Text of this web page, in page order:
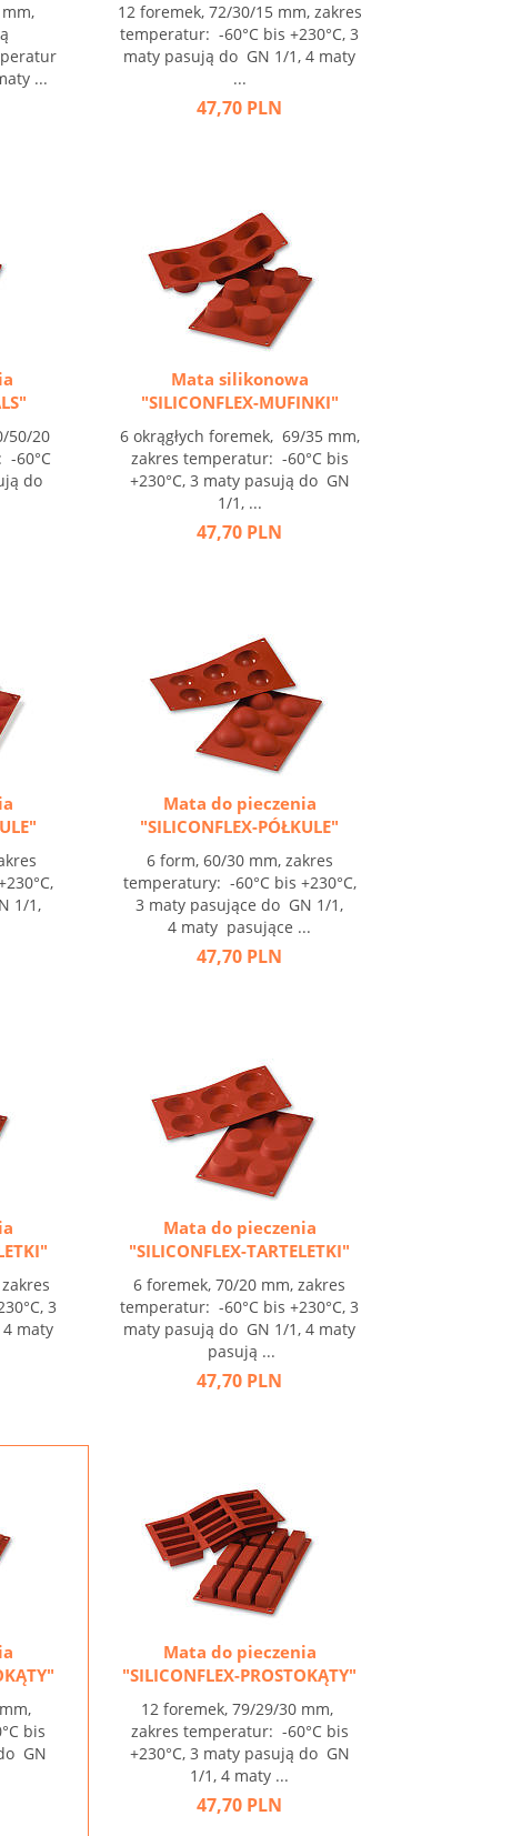
...
12 foremek, 72/30/15 mm, zakres
temperatur: -60°C bis +230°C, 3
maty pasują do GN 1/1, 4 maty
...
47,70 PLN
50/20
-60°C
do
Mata silikonowa
"SILICONFLEX-MUFINKI"
6 okrągłych foremek, 69/35 mm,
zakres temperatur: -60°C bis
+230°C, 3 maty pasują do GN
1/1, ...
47,70 PLN
1/1,
Mata do pieczenia
"SILICONFLEX-PÓŁKULE"
6 form, 60/30 mm, zakres
temperatury: -60°C bis +230°C,
3 maty pasujące do GN 1/1,
4 maty pasujące ...
47,70 PLN
3
maty
Mata do pieczenia
"SILICONFLEX-TARTELETKI"
6 foremek, 70/20 mm, zakres
temperatur: -60°C bis +230°C, 3
maty pasują do GN 1/1, 4 maty
pasują ...
47,70 PLN
bis
GN
Mata do pieczenia
"SILICONFLEX-PROSTOKĄTY"
12 foremek, 79/29/30 mm,
zakres temperatur: -60°C bis
+230°C, 3 maty pasują do GN
1/1, 4 maty ...
47,70 PLN